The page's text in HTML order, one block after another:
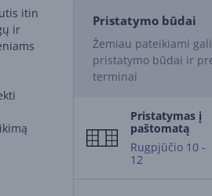
itin
ir
Pristatymo būdai
Žemiau pateikiami
pristatymo būdai ir
terminai
Pristatymas į
paštomatą
Rugpjūčio 10 -
12